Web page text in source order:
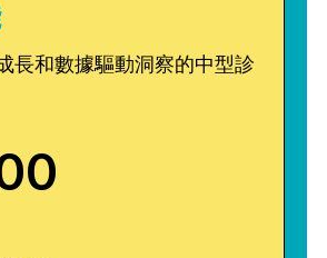
長和數據驅動洞察的中型診